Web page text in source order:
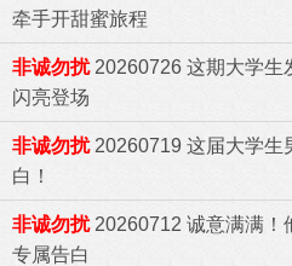
牵手开甜蜜旅程
非诚勿扰20260726 这期大学生
闪亮登场
非诚勿扰20260719 这届大学生
白！
非诚勿扰20260712 诚意满满！
专属告白